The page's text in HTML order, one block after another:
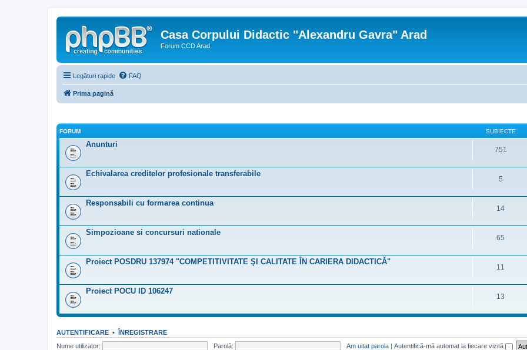
Casa Corpului Didactic "Alexandru Gavra" Arad
Forum CCD Arad
Legături rapide FAQ
Prima pagină
FORUM SUBIECTE
Anunturi
751
Echivalarea creditelor profesionale transferabile
5
Responsabili cu formarea continua
14
Simpozioane si concursuri nationale
65
Proiect POSDRU 137974 "COMPETITIVITATE ŞI CALITATE ÎN CARIERA DIDACTICĂ"
11
Proiect POCU ID 106247
13
AUTENTIFICARE • ÎNREGISTRARE
Nume utilizator:
Parolă: Am uitat parola | Autentifică-mă automat la fiecare vizită